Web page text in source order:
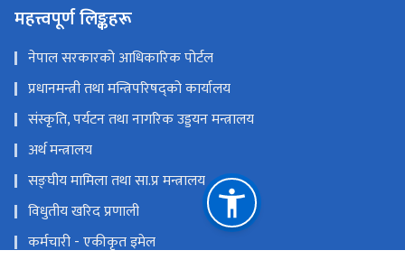
महत्त्वपूर्ण लिङ्कहरू
नेपाल सरकारको आधिकारिक पोर्टल
प्रधानमन्त्री तथा मन्त्रिपरिषद्को कार्यालय
संस्कृति, पर्यटन तथा नागरिक उड्डयन मन्त्रालय
अर्थ मन्त्रालय
सङ्‍घीय मामिला तथा सा.प्र मन्त्रालय
विधुतीय खरिद प्रणाली
कर्मचारी - एकीकृत इमेल